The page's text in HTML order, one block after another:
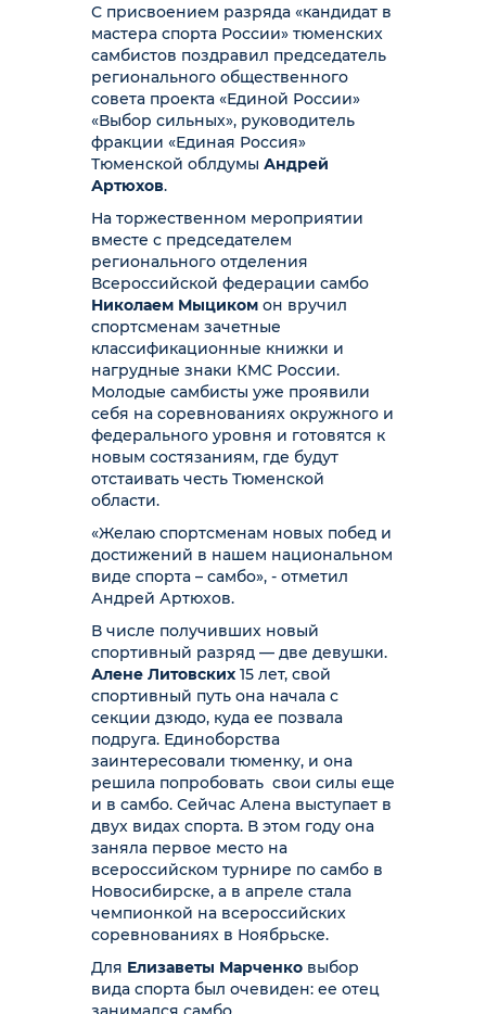
С присвоением разряда «кандидат в
мастера спорта России» тюменских
самбистов поздравил председатель
регионального общественного
совета проекта «Единой России»
«Выбор сильных», руководитель
фракции «Единая Россия»
Тюменской облдумы Андрей
Артюхов.
На торжественном мероприятии
вместе с председателем
регионального отделения
Всероссийской федерации самбо
Николаем Мыциком он вручил
спортсменам зачетные
классификационные книжки и
нагрудные знаки КМС России.
Молодые самбисты уже проявили
себя на соревнованиях окружного и
федерального уровня и готовятся к
новым состязаниям, где будут
отстаивать честь Тюменской
области.
«Желаю спортсменам новых побед и
достижений в нашем национальном
виде спорта – самбо», - отметил
Андрей Артюхов.
В числе получивших новый
спортивный разряд — две девушки.
Алене Литовских 15 лет, свой
спортивный путь она начала с
секции дзюдо, куда ее позвала
подруга. Единоборства
заинтересовали тюменку, и она
решила попробовать свои силы еще
и в самбо. Сейчас Алена выступает в
двух видах спорта. В этом году она
заняла первое место на
всероссийском турнире по самбо в
Новосибирске, а в апреле стала
чемпионкой на всероссийских
соревнованиях в Ноябрьске.
Для Елизаветы Марченко выбор
вида спорта был очевиден: ее отец